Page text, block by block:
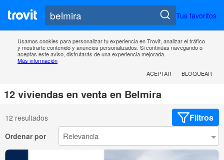
Tus favoritos
Usamos cookies para personalizar tu experiencia en Trovit, analizar el tráfico
y mostrarte contenido y anuncios personalizados. Si continúas navegando o
aceptas este aviso, disfrutarás de una experiencia mejorada.
Más información
ACEPTAR
BLOQUEAR
12 viviendas en venta en Belmira
12 resultados Filtros
Ordenar por